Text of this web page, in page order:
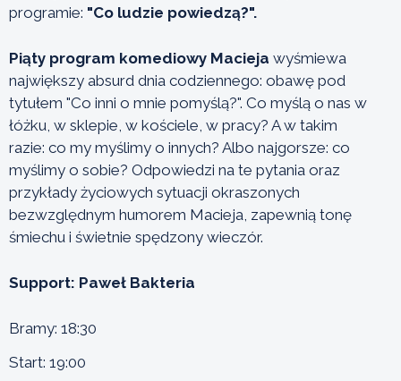
programie: "Co ludzie powiedzą?".
Piąty program komediowy Macieja wyśmiewa
największy absurd dnia codziennego: obawę pod
tytułem "Co inni o mnie pomyślą?". Co myślą o nas w
łóżku, w sklepie, w kościele, w pracy? A w takim
razie: co my myślimy o innych? Albo najgorsze: co
myślimy o sobie? Odpowiedzi na te pytania oraz
przykłady życiowych sytuacji okraszonych
bezwzględnym humorem Macieja, zapewnią tonę
śmiechu i świetnie spędzony wieczór.
Support: Paweł Bakteria
Bramy: 18:30
Start: 19:00